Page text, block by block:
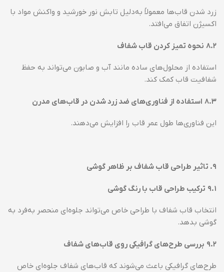
زرد شدن قاب‌ها معمولاً به‌دلیل تابش نور خورشید و واکنش مواد با
اکسیژن اتفاق می‌افتد.
۸.۲ نحوه تمیز کردن قاب شفاف
استفاده از محلول‌های ساده مانند آب و صابون می‌تواند به حفظ
شفافیت قاب کمک کند.
۸.۳ استفاده از فناوری‌های ضد زرد شدن در قاب‌های مدرن
این فناوری‌ها طول عمر قاب را افزایش می‌دهند.
۹. تاثیر طراحی قاب شفاف بر ظاهر گوشی
۹.۱ ترکیب طراحی قاب با رنگ گوشی
انتخاب قاب شفاف با طراحی خاص می‌تواند جلوه‌ای منحصر به‌فرد به
گوشی بدهد.
۹.۲ بررسی طرح‌های گرافیکی روی قاب‌های شفاف
طرح‌های گرافیکی باعث می‌شوند که قاب‌های شفاف جلوه‌ای خاص